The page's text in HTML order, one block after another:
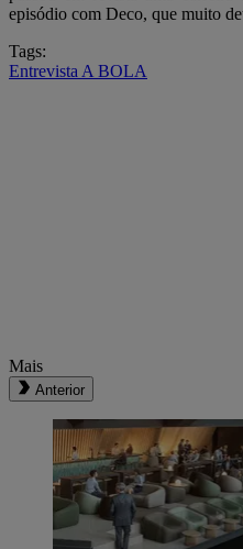
episódio com Deco, que muito
Tags:
Entrevista A BOLA
Mais
Anterior